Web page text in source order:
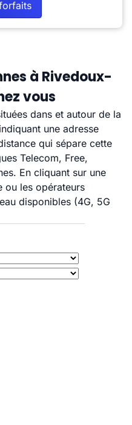
à Rivedoux-
vous
dans et autour de la
une adresse
qui sépare cette
Telecom, Free,
En cliquant sur une
ou les opérateurs
disponibles (4G, 5G